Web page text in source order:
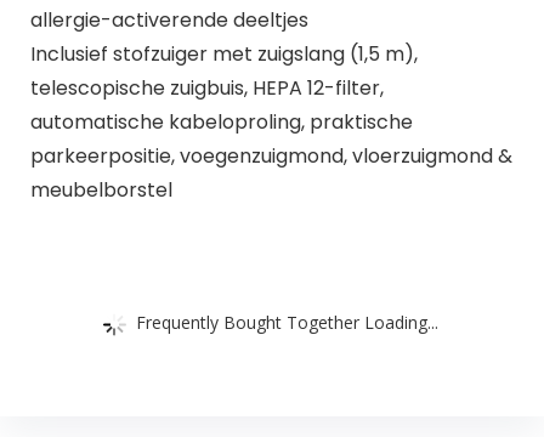
allergie-activerende deeltjes
Inclusief stofzuiger met zuigslang (1,5 m),
telescopische zuigbuis, HEPA 12-filter,
automatische kabeloproling, praktische
parkeerpositie, voegenzuigmond, vloerzuigmond &
meubelborstel
Frequently Bought Together Loading...